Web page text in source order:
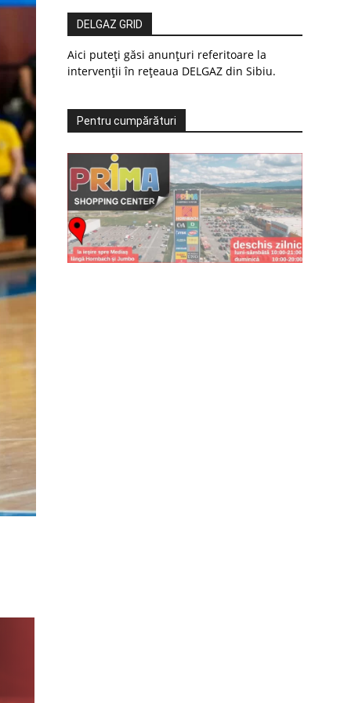
DELGAZ GRID
Aici puteți găsi anunțuri referitoare la
intervenții în rețeaua DELGAZ din Sibiu.
Pentru cumpărături